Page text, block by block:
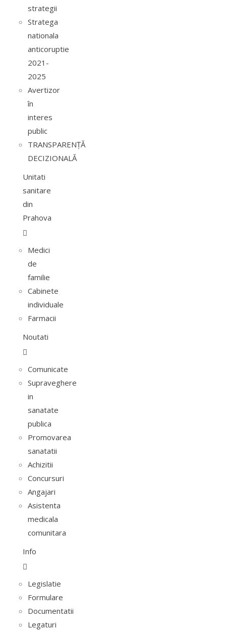
strategii
Stratega
nationala
anticoruptie
2021-
2025
Avertizor
în
interes
public
TRANSPARENȚĂ
DECIZIONALĂ
Unitati
sanitare
din
Prahova
Medici
de
familie
Cabinete
individuale
Farmacii
Noutati
Comunicate
Supraveghere
in
sanatate
publica
Promovarea
sanatatii
Achizitii
Concursuri
Angajari
Asistenta
medicala
comunitara
Info
Legislatie
Formulare
Documentatii
Legaturi